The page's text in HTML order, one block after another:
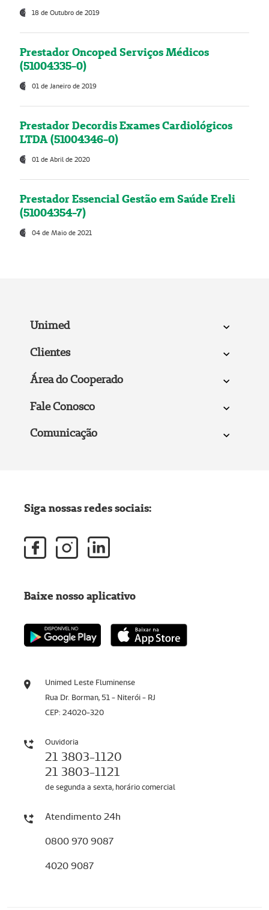
18 de Outubro de 2019
Prestador Oncoped Serviços Médicos
(51004335-0)
01 de Janeiro de 2019
Prestador Decordis Exames Cardiológicos
LTDA (51004346-0)
01 de Abril de 2020
Prestador Essencial Gestão em Saúde Ereli
(51004354-7)
04 de Maio de 2021
Unimed
Clientes
Área do Cooperado
Fale Conosco
Comunicação
Unimed Leste Fluminense
Rua Dr. Borman, 51 - Niterói - RJ
CEP: 24020-320
Ouvidoria
21 3803-1120
21 3803-1121
de segunda a sexta, horário comercial
Atendimento 24h
0800 970 9087
4020 9087
Siga nossas redes sociais:
Baixe nosso aplicativo